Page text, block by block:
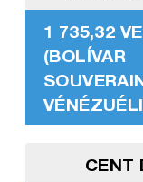
1 735,32
(BOLÍVAR
CENT